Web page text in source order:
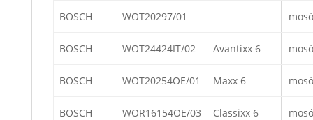
BOSCH WOT20297/01
BOSCH WOT24424IT/02 Avantixx 6
BOSCH WOT20254OE/01 Maxx 6
BOSCH WOR16154OE/03 Classixx 6